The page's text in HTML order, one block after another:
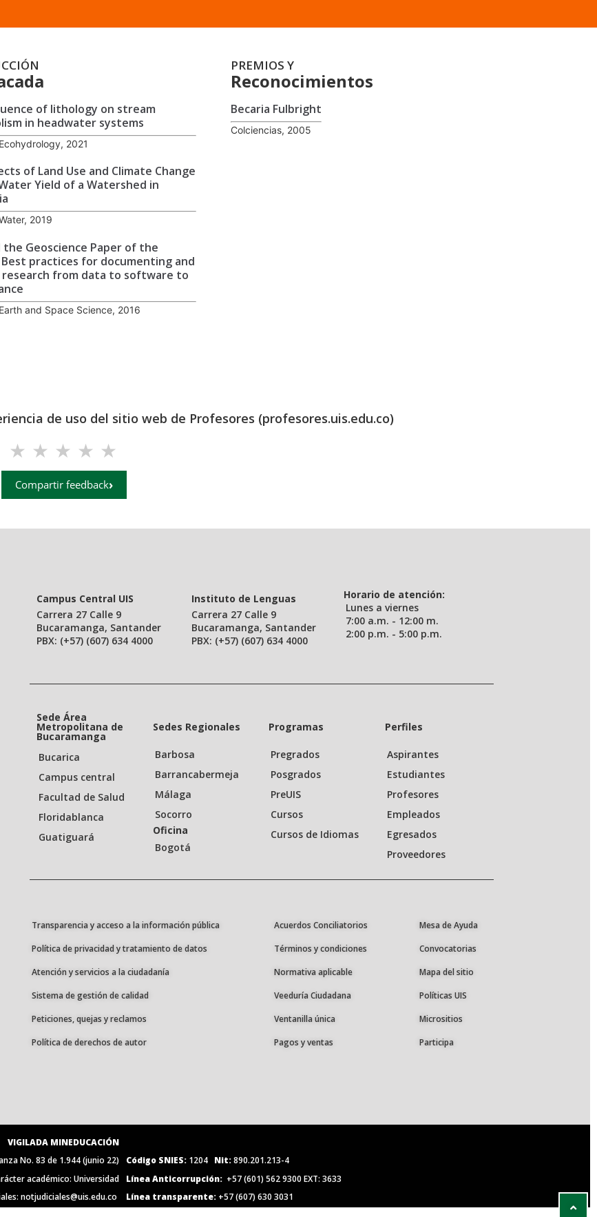
of lithology on stream
in headwater systems
2021
of Land Use and Climate Change
Yield of a Watershed in
2019
the Geoscience Paper of the
practices for documenting and
research from data to software to
and Space Science, 2016
PREMIOS Y
Reconocimientos
Becaria Fulbright
Colciencias, 2005
de uso del sitio web de Profesores (profesores.uis.edu.co)